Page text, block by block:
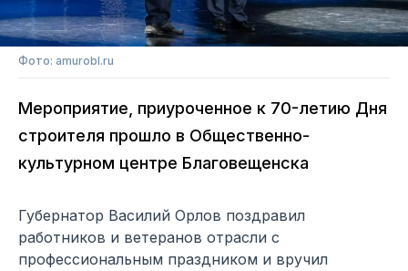
Фото: amurobl.ru
Мероприятие, приуроченное к 70-летию Дня
строителя прошло в Общественно-
культурном центре Благовещенска
Губернатор Василий Орлов поздравил
работников и ветеранов отрасли с
профессиональным праздником и вручил